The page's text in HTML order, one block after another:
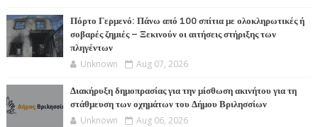
Πόρτο Γερμενό: Πάνω από 100 σπίτια με ολοκληρωτικές ή
σοβαρές ζημιές – Ξεκινούν οι αιτήσεις στήριξης των
πληγέντων
Unknown Aug 07, 2026
Διακήρυξη δημοπρασίας για την μίσθωση ακινήτου για τη
στάθμευση των οχημάτων του Δήμου Βριλησσίων
Unknown Aug 06, 2026